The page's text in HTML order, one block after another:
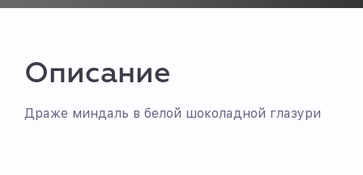
Описание
Драже миндаль в белой шоколадной глазури